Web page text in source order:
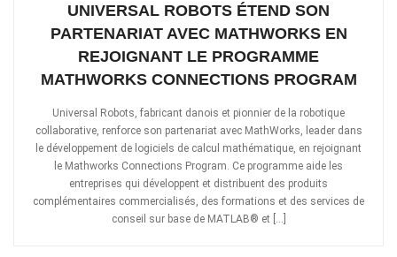
UNIVERSAL ROBOTS ÉTEND SON
PARTENARIAT AVEC MATHWORKS EN
REJOIGNANT LE PROGRAMME
MATHWORKS CONNECTIONS PROGRAM
Universal Robots, fabricant danois et pionnier de la robotique
collaborative, renforce son partenariat avec MathWorks, leader dans
le développement de logiciels de calcul mathématique, en rejoignant
le Mathworks Connections Program. Ce programme aide les
entreprises qui développent et distribuent des produits
complémentaires commercialisés, des formations et des services de
conseil sur base de MATLAB® et […]